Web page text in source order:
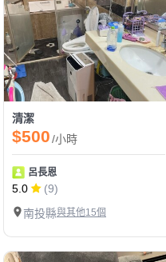
清潔
$500/小時
呂長恩
5.0
(9)
南投縣與其他15個